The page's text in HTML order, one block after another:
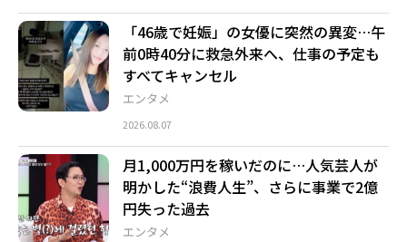
エンタメ
「46歳で妊娠」の女優に突然の異変…午
前0時40分に救急外来へ、仕事の予定も
すべてキャンセル
2026.08.07
エンタメ
月1,000万円を稼いだのに…人気芸人が
明かした“浪費人生”、さらに事業で2億
円失った過去